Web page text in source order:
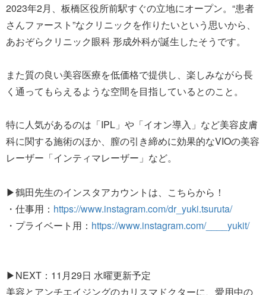
2023年2月、板橋区役所前駅すぐの立地にオープン。“患者
さんファースト”なクリニックを作りたいという思いから、
あおぞらクリニック眼科 形成外科が誕生したそうです。
また質の良い美容医療を低価格で提供し、楽しみながら長
く通ってもらえるような空間を目指しているとのこと。
特に人気があるのは「IPL」や「イオン導入」など美容皮膚
科に関する施術のほか、膣の引き締めに効果的なVIOの美容
レーザー「インティマレーザー」など。
▶鶴田先生のインスタアカウントは、こちらから！
・仕事用： https://www.instagram.com/dr_yuki.tsuruta/
・プライベート用： https://www.instagram.com/____yukit/
▶NEXT：11月29日 水曜更新予定
美容とアンチエイジングのカリスマドクターに、愛用中の